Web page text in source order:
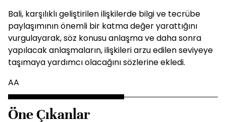
Bali, karşılıklı geliştirilen ilişkilerde bilgi ve tecrübe
paylaşımının önemli bir katma değer yarattığını
vurgulayarak, söz konusu anlaşma ve daha sonra
yapılacak anlaşmaların, ilişkileri arzu edilen seviyeye
taşımaya yardımcı olacağını sözlerine ekledi.
AA
Öne Çıkanlar